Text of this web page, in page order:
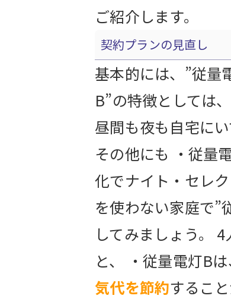
ご紹介します。
契約プランの見直し
基本的には、”従量
B”の特徴としては
昼間も夜も自宅に
その他にも ・従量
化でナイト・セレ
を使わない家庭で”
してみましょう。
と、 ・従量電灯B
気代を節約するこ